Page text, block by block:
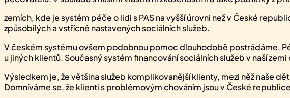
zemích, kde je systém péče o lidi s PAS na vyšší úrovni než v České
způsobilých a vstřícně nastavených sociálních služeb.
V českém systému ovšem podobnou pomoc dlouhodobě postrádáme.
u jiných klientů. Současný systém financování sociálních služeb v naší
Výsledkem je, že většina služeb komplikovanější klienty, mezi něž naše
Domníváme se, že klienti s problémovým chováním jsou v České